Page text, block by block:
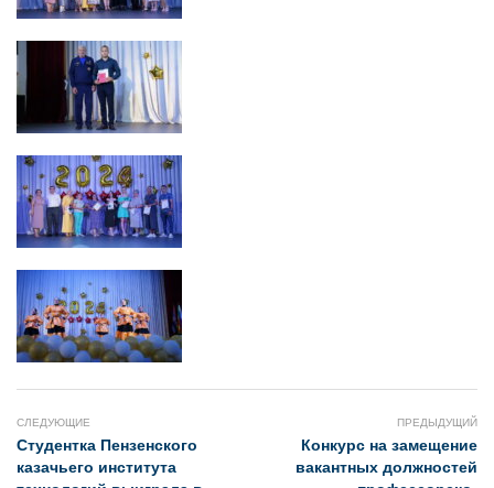
СЛЕДУЮЩИЕ
Студентка Пензенского
казачьего института
ПРЕДЫДУЩИЙ
Конкурс на замещение
вакантных должностей